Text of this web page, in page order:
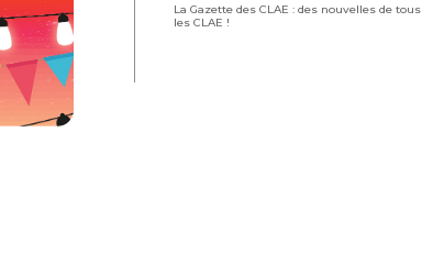
La Gazette des CLAE : des nouvelles de tous
les CLAE !